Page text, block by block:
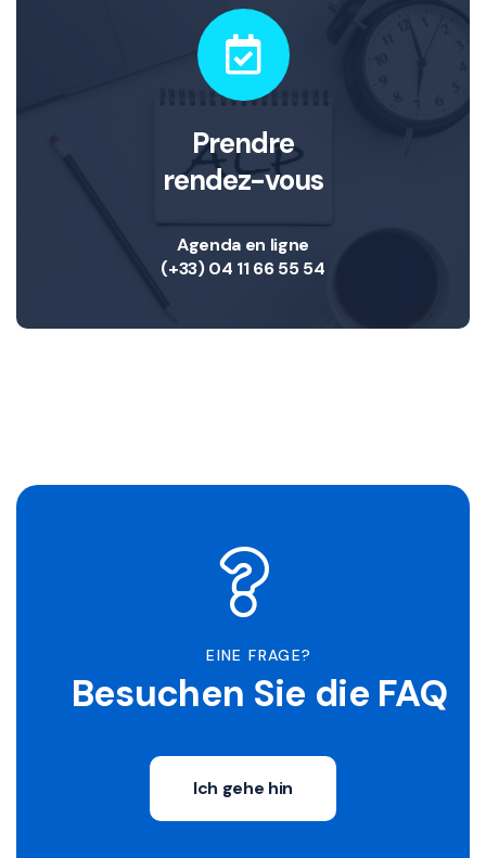
Prendre
rendez-vous
Agenda en ligne
(+33) 04 11 66 55 54
EINE FRAGE?
Besuchen Sie die FAQ
Ich gehe hin